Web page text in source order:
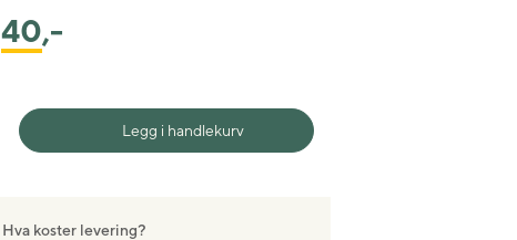
40,-
Legg i handlekurv
Hva koster levering?